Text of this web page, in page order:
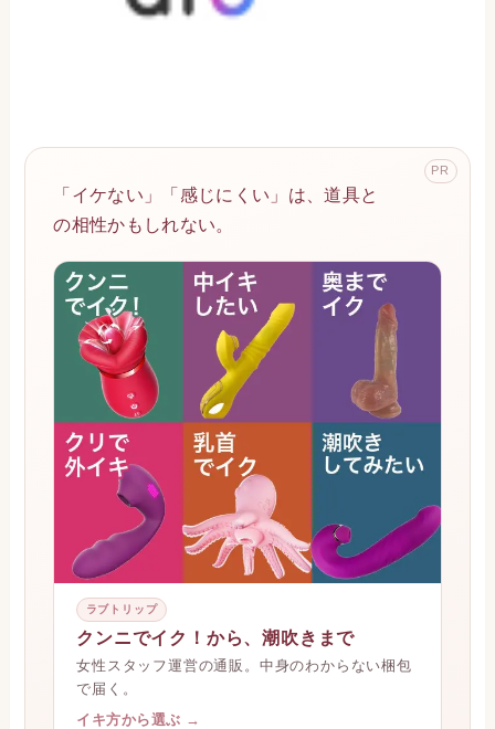
PR
「イケない」「感じにくい」は、道具と
の相性かもしれない。
ラブトリップ
クンニでイク！から、潮吹きまで
女性スタッフ運営の通販。中身のわからない梱包
で届く。
イキ方から選ぶ →